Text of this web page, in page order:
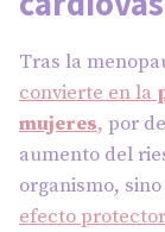
Tras la
convierte en la
mujeres, por
aumento del
organismo,
efecto